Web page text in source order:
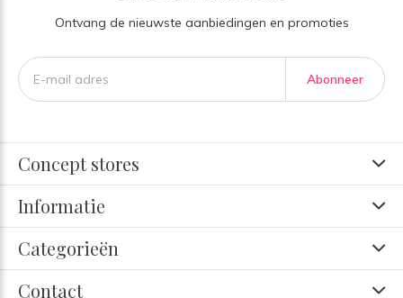
Ontvang de nieuwste aanbiedingen en promoties
Abonneer
Concept stores
Informatie
Categorieën
Contact